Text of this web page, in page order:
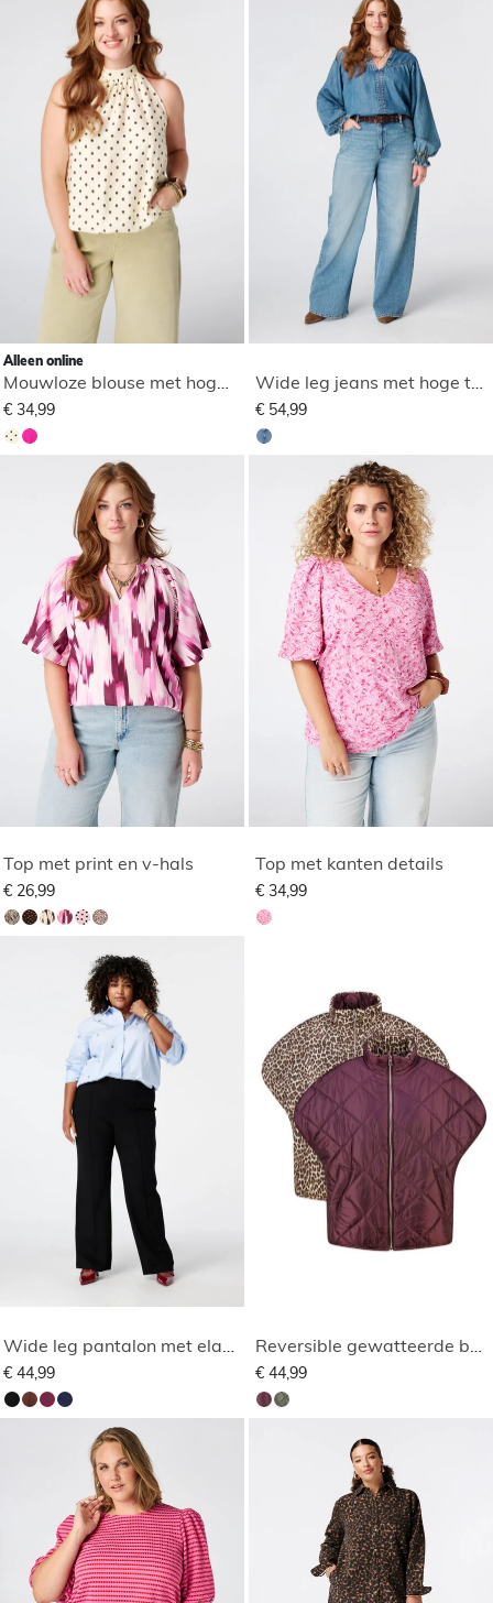
Alleen online
€ 34,99 € 54,99
Top met print en v-hals
€ 26,99
Top met kanten details
€ 34,99
€ 44,99 € 44,99